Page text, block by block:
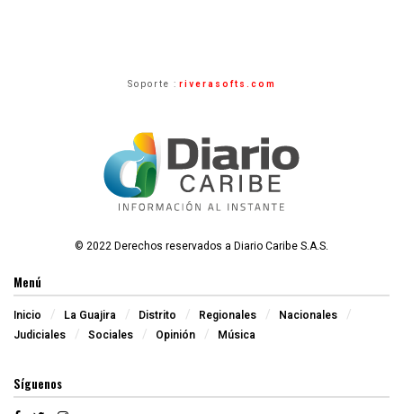
Soporte : riverasofts.com
© 2022 Derechos reservados a Diario Caribe S.A.S.
Menú
Inicio La Guajira Distrito Regionales
Nacionales
Judiciales
Sociales Opinión Música
Síguenos